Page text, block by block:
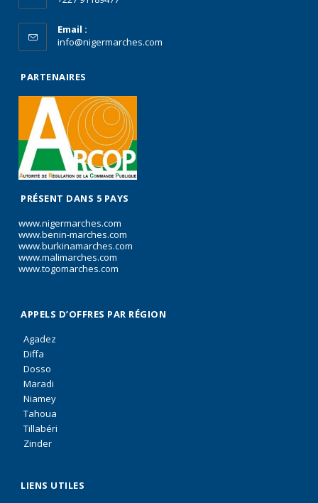
Email :
info@nigermarches.com
PARTENAIRES
PRÉSENT DANS 5 PAYS
www.nigermarches.com
www.benin-marches.com
www.burkinamarches.com
www.malimarches.com
www.togomarches.com
APPELS D’OFFRES PAR RÉGION
Agadez
Diffa
Dosso
Maradi
Niamey
Tahoua
Tillabéri
Zinder
LIENS UTILES